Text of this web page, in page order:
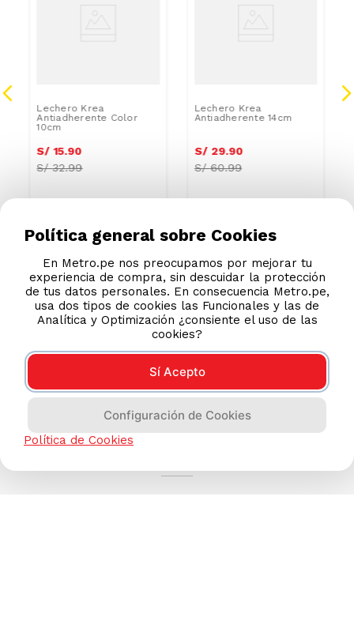
Lechero Krea
Antiadherente Color
10cm
S/ 15.90
S/32.99
Lechero Krea
Antiadherente 14cm
S/ 29.90
S/60.99
Política general sobre Cookies
En Metro.pe nos preocupamos por mejorar tu
experiencia de compra, sin descuidar la protección
de tus datos personales. En consecuencia Metro.pe,
usa dos tipos de cookies las Funcionales y las de
Analítica y Optimización ¿consiente el uso de las
cookies?
Sí Acepto
Configuración de Cookies
Política de Cookies